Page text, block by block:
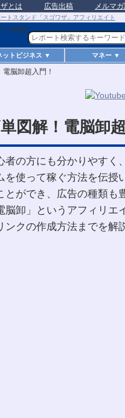
とは 広告出稿 メルマ
ットビジネス ▼ マネー ▼
脳卸超入門！
図解！電脳卸
者の方にも分かりやすく
を使って稼ぐ方法を伝授
とができ、広告の種類も
脳卸」というアフィリ
ンクの作成方法までを解